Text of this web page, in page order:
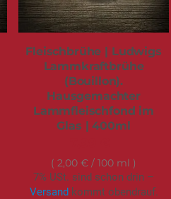
Fleischbrühe | Ludwigs
Lammkraftbrühe
(Bouillon).
Hausgemachter
Lammfleischfond im
Glas | 400ml
2,00 € / 100 ml
7% USt. sind schon drin –
Versandkommt obendrauf.